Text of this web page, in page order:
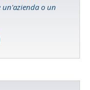
un'azienda o un